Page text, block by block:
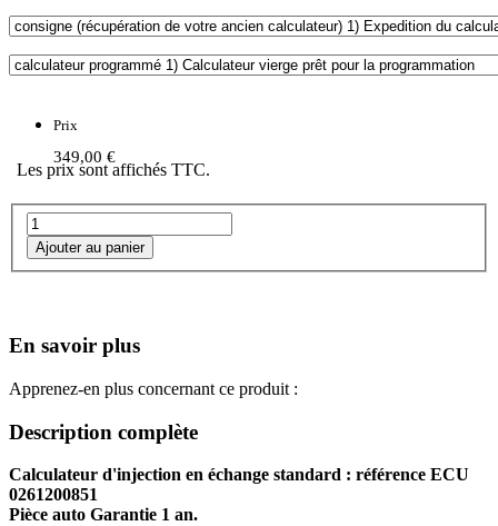
Prix
349,00 €
Les prix sont affichés TTC.
En savoir plus
Apprenez-en plus concernant ce produit :
Description complète
Calculateur d'injection en échange standard : référence ECU
0261200851
Pièce auto Garantie 1 an.